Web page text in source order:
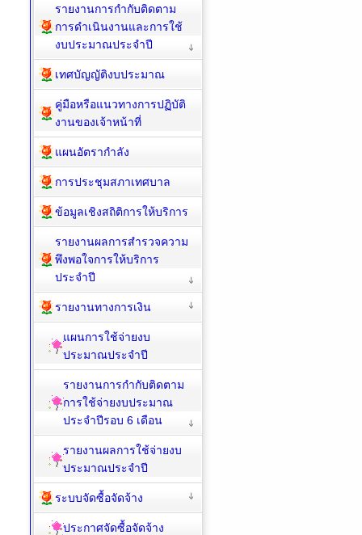
รายงานการกำกับติดตาม
การดำเนินงานและการใช้
งบประมาณประจำปี
เทศบัญญัติงบประมาณ
คู่มือหรือแนวทางการปฏิบัติ
งานของเจ้าหน้าที่
แผนอัตรากำลัง
การประชุมสภาเทศบาล
ข้อมูลเชิงสถิติการให้บริการ
รายงานผลการสำรวจความ
พึงพอใจการให้บริการ
ประจำปี
รายงานทางการเงิน
แผนการใช้จ่ายงบ
ประมาณประจำปี
รายงานการกำกับติดตาม
การใช้จ่ายงบประมาณ
ประจำปีรอบ 6 เดือน
รายงานผลการใช้จ่ายงบ
ประมาณประจำปี
ระบบจัดซื้อจัดจ้าง
ประกาศจัดซื้อจัดจ้าง